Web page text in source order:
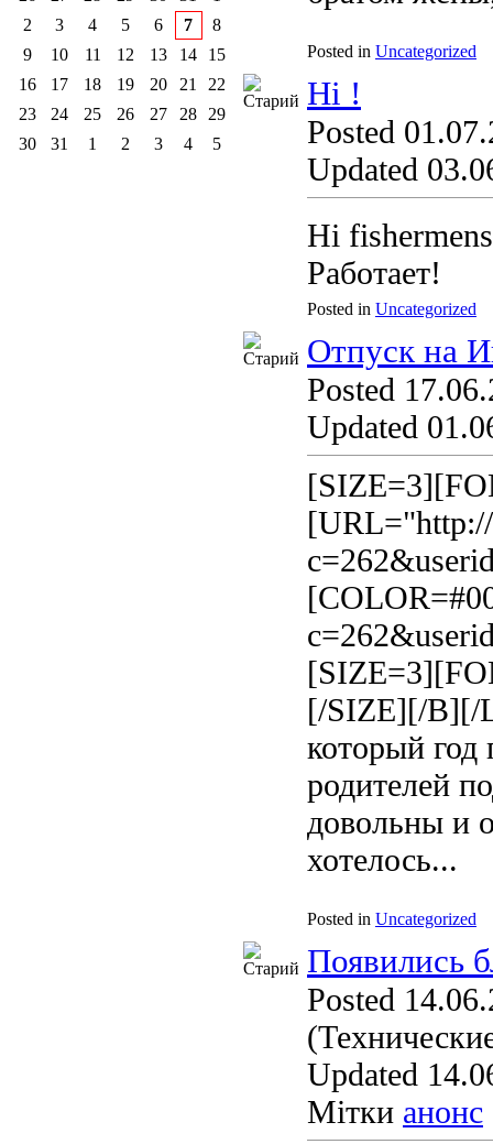
Posted in Uncategorized
Hi !
Posted
Updated
Hi
Работает!
Posted in Uncategorized
Отпуск на
Posted
Updated
[/SIZE][/B][/
который год
родителей
довольны и
хотелось...
Posted in Uncategorized
Появились
Posted
Updated
Мітки анонс
2
3 4 5 6 7
8
9
10 11 12 13 14
15
16
17 18 19 20 21
22
23
24 25 26 27 28
29
30
31 1 2 3 4 5